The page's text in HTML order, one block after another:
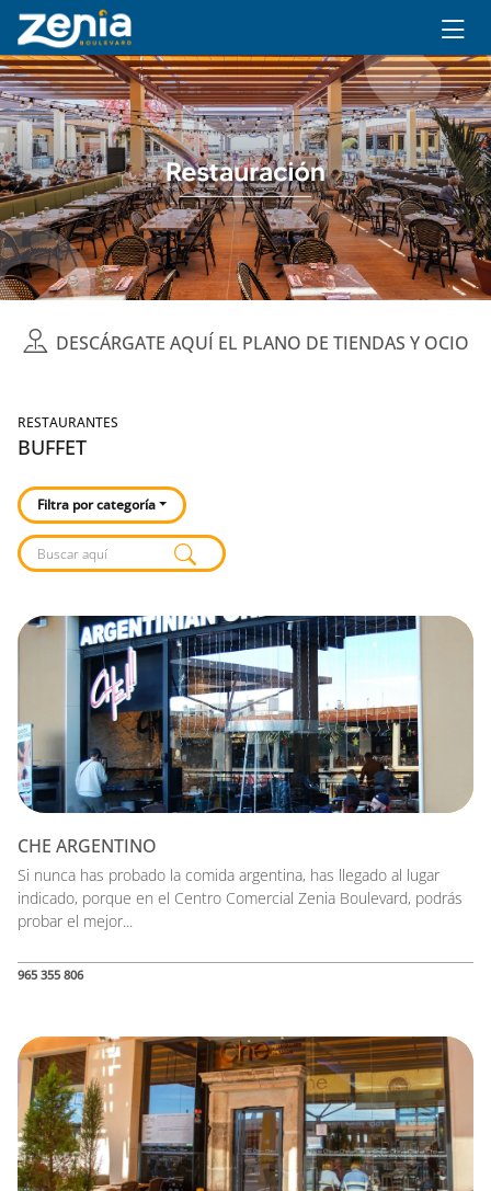
Ir al contenido principal
DESCÁRGATE AQUÍ EL PLANO DE TIENDAS Y OCIO
RESTAURANTES
BUFFET
Filtra por categoría
Listado de locales
CHE ARGENTINO
Si nunca has probado la comida argentina, has llegado al lugar
indicado, porque en el Centro Comercial Zenia Boulevard, podrás
probar el mejor...
965 355 806